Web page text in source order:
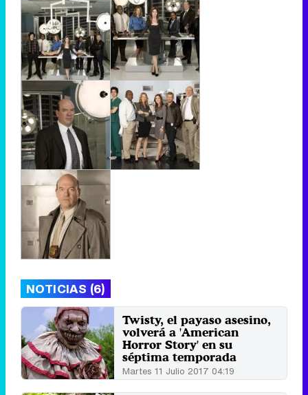
NOTICIAS (6)
Twisty, el payaso asesino,
volverá a 'American
Horror Story' en su
séptima temporada
Martes 11 Julio 2017 04:19